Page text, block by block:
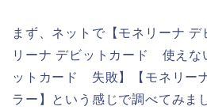
まず、ネットで【モネリーナ
リーナ デビットカード 使えな
ットカード 失敗】【モネリー
ラー】という感じで調べてみま